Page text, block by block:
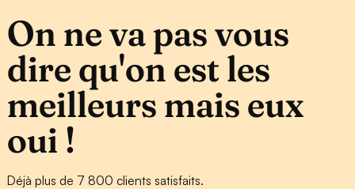
On ne va pas vous
dire qu'on est les
meilleurs mais eux
oui !
Déjà plus de 7 800 clients satisfaits.